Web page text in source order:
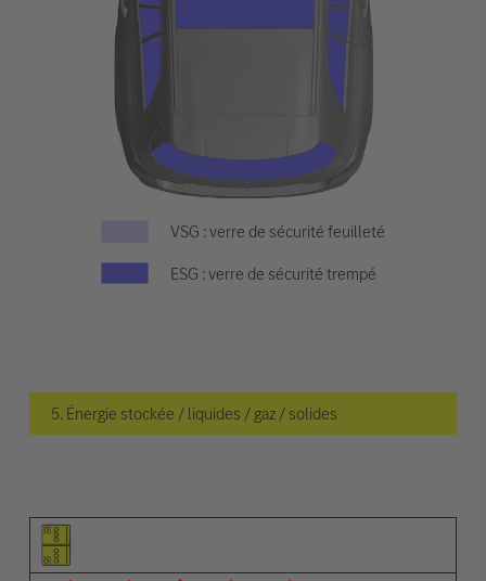
VSG : verre de sécurité feuilleté
ESG : verre de sécurité trempé
5. Énergie stockée / liquides / gaz / solides
Pictogramme de l'élément
Pictogrammes des avertissements
Description